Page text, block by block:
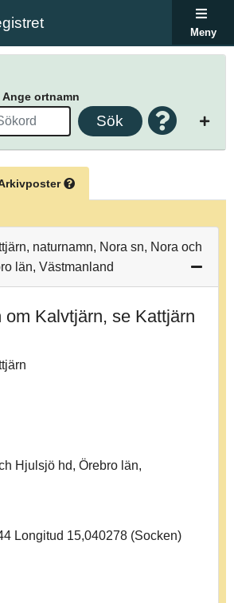
Meny
Ange ortnamn
Sök
naturnamn, Nora sn, Nora och
län, Västmanland
om Kalvtjärn, se Kattjärn
Hjulsjö hd, Örebro län,
Longitud 15,040278 (Socken)